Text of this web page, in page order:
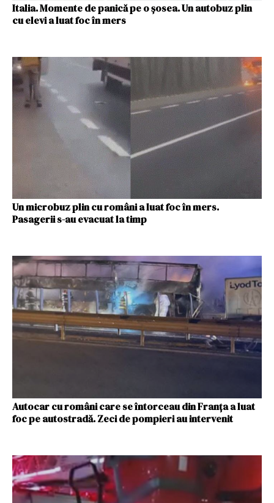
Italia. Momente de panică pe o șosea. Un autobuz plin
cu elevi a luat foc în mers
Un microbuz plin cu români a luat foc în mers.
Pasagerii s-au evacuat la timp
Autocar cu români care se întorceau din Franța a luat
foc pe autostradă. Zeci de pompieri au intervenit